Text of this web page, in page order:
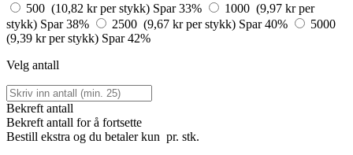
500 (10,82 kr per stykk) Spar 33%
1000 (9,97 kr per
stykk) Spar 38% 2500 (9,67 kr per stykk) Spar 40%
5000
(9,39 kr per stykk) Spar 42%
Velg antall
Bekreft antall
Bekreft antall for å fortsette
Bestill ekstra og du betaler kun pr. stk.